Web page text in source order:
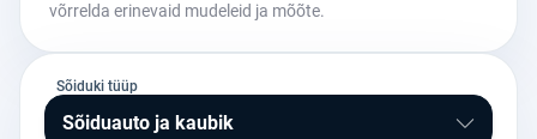
võrrelda erinevaid mudeleid ja mõõte.
Sõiduki tüüp
Sõiduauto ja kaubik